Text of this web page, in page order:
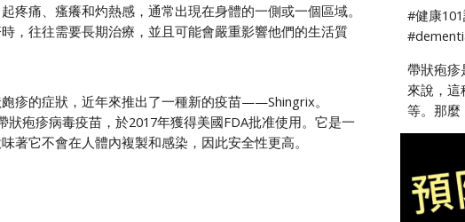
疼痛、瘙癢和灼熱感，通常出現在身體的一側或一個區域。
，往往需要長期治療，並且可能會嚴重影響他們的生活質
疹的症狀，近年來推出了一種新的疫苗——Shingrix。
狀疱疹病毒疫苗，於2017年獲得美國FDA批准使用。它是一
著它不會在人體內複製和感染，因此安全性更高。
#健康
帶狀疱疹
來說，
等。那麼